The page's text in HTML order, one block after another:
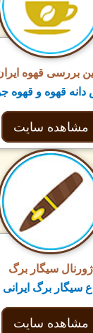
قهوه ایران
قهوه و قهوه جوش
سایت
سیگار برگ
برگ ایرانی و
سایت